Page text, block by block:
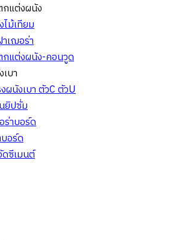
กแต่งผนัง
ม้เทียม
เฌอร่า
กแต่งผนัง-คอนวูด
บา
ผนังเบา ตัวC ตัวU
ยิปซั่ม
ร่าบอร์ด
อร์ด
ดซีเมนต์